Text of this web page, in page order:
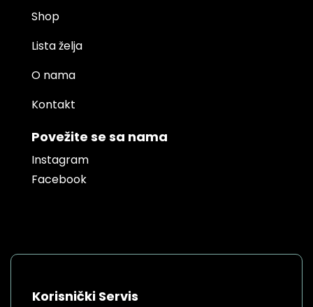
Shop
Lista želja
O nama
Kontakt
Povežite se sa nama
Instagram
Facebook
Korisnički Servis